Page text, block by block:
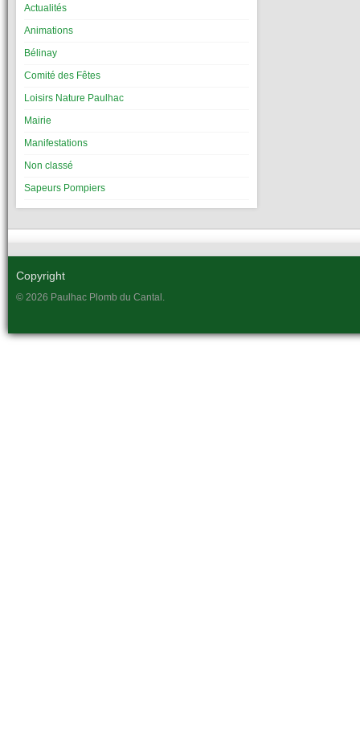
Actualités
Animations
Bélinay
Comité des Fêtes
Loisirs Nature Paulhac
Mairie
Manifestations
Non classé
Sapeurs Pompiers
Copyright
© 2026 Paulhac Plomb du Cantal.